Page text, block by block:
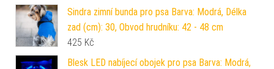
Sindra zimní bunda pro psa Barva: Modrá, Délka
zad (cm): 30, Obvod hrudníku: 42 - 48 cm
425 Kč
Blesk LED nabíjecí obojek pro psa Barva: Modrá,